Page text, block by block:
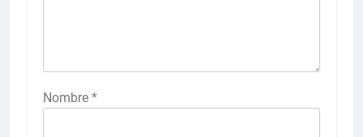
Nombre *